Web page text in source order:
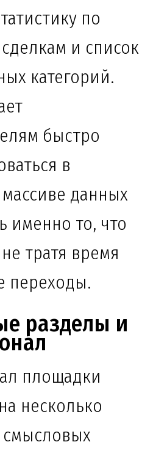
по
и список
категорий.
быстро
в
данных
именно то, что
тратя время
переходы.
разделы и
площадки
несколько